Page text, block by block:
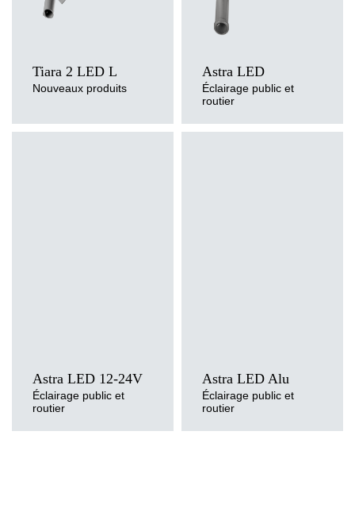
Tiara 2 LED L
Nouveaux produits
Astra LED
Éclairage public et
routier
Astra LED 12-24V
Éclairage public et
routier
Astra LED Alu
Éclairage public et
routier